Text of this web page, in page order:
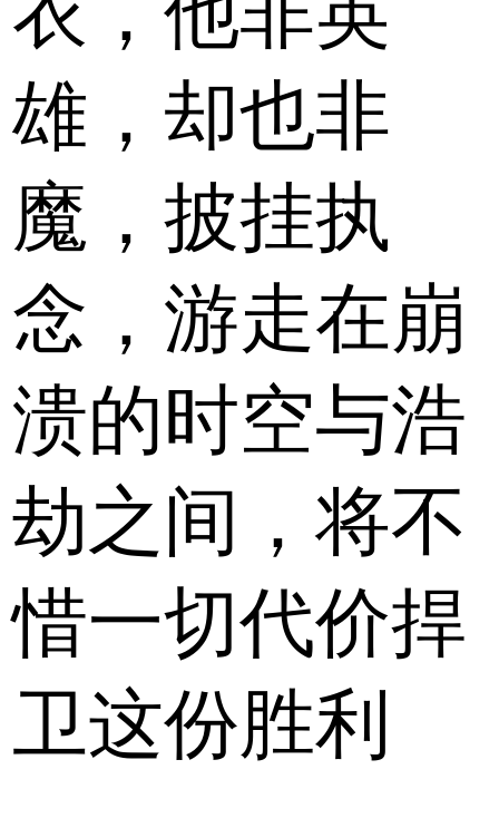
雄，却也非
魔，披挂执
念，游走在崩
溃的时空与浩
劫之间，将不
惜一切代价捍
卫这份胜利